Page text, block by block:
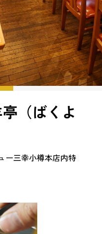
（ばくよ
ー三幸小樽本店内特